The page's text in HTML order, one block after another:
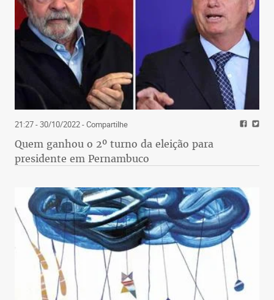
21:27 - 30/10/2022- Compartilhe
Quem ganhou o 2º turno da eleição para
presidente em Pernambuco